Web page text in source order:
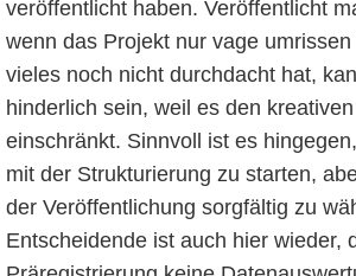
veröffentlicht haben. Veröffentlicht
wenn das Projekt nur vage
vieles noch nicht durchdacht hat,
hinderlich sein, weil es den
einschränkt. Sinnvoll ist es
mit der Strukturierung zu starten,
der Veröffentlichung sorgfältig zu
Entscheidende ist auch hier wieder,